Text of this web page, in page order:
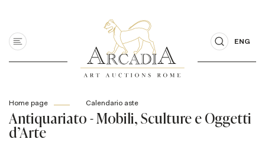
ENG
Home page Calendario aste
Antiquariato - Mobili, Sculture e Oggetti
d'Arte